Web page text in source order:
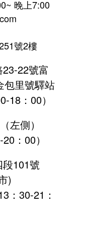
晚上7:00
號2樓
23-22號富
號驛站
：00）
左側）
20：00）
段101號
夜市)
：30-21：